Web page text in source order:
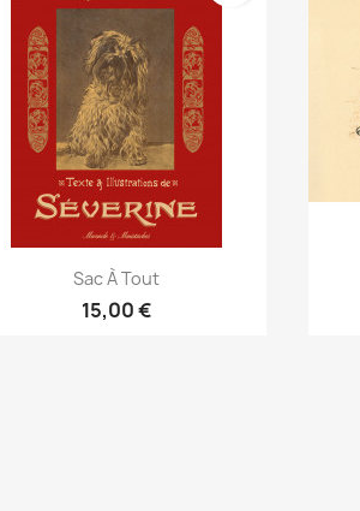
Aperçu rapide
Sac À Tout
15,00 €